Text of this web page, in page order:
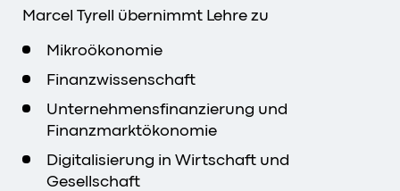
Marcel Tyrell übernimmt Lehre zu
Mikroökonomie
Finanzwissenschaft
Unternehmensfinanzierung und
Finanzmarktökonomie
Digitalisierung in Wirtschaft und
Gesellschaft